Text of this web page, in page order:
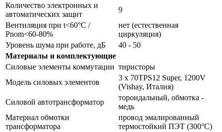
Количество электронных и
автоматических защит
9
Вентиляция при t<60°С /
Pnom<60-80%
нет (естественная
циркуляция)
Уровень шума при работе, дБ
40 - 50
Материалы и комплектующие
Силовые элементы коммутации тиристоры
Модель силовых элементов
3 x 70TPS12 Super, 1200V
(Vishay, Италия)
Силовой автотрансформатор
тороидальный, обмотка -
медь
Материал обмотки
трансформатора
провод эмалированный
термостойкий ПЭТ (300°С)